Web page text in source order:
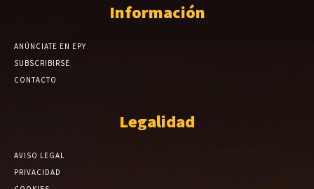
Información
ANÚNCIATE EN EPY
SUBSCRIBIRSE
CONTACTO
Legalidad
AVISO LEGAL
PRIVACIDAD